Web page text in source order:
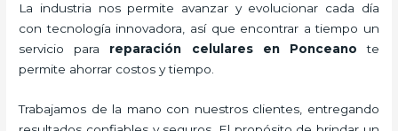
La industria nos permite avanzar y evolucionar cada día
con tecnología innovadora, así que encontrar a tiempo un
servicio para reparación celulares en Ponceano te
permite ahorrar costos y tiempo.
Trabajamos de la mano con nuestros clientes, entregando